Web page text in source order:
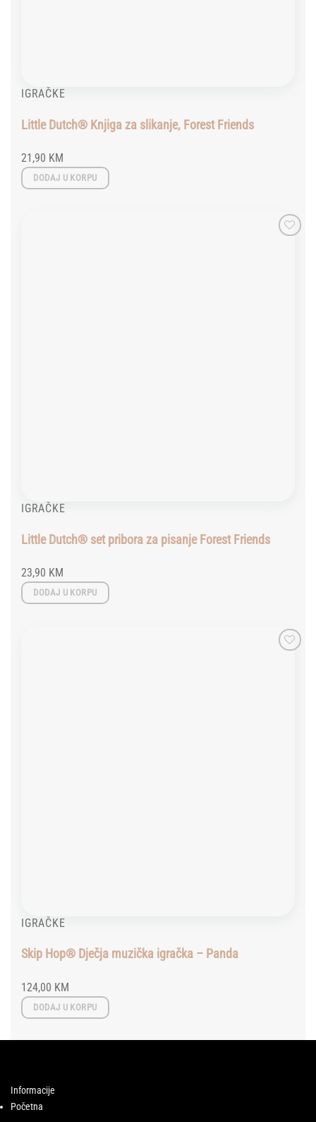
IGRAČKE
Little Dutch® Knjiga za slikanje, Forest Friends
21,90 KM
DODAJ U KORPU
IGRAČKE
Little Dutch® set pribora za pisanje Forest Friends
23,90 KM
DODAJ U KORPU
IGRAČKE
Skip Hop® Dječja muzička igračka – Panda
124,00 KM
DODAJ U KORPU
Informacije
Početna